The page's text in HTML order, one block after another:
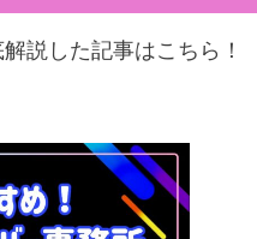
説した記事はこちら！